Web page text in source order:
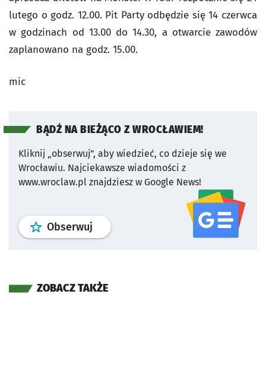
lutego o godz. 12.00. Pit Party odbędzie się 14 czerwca
w godzinach od 13.00 do 14.30, a otwarcie zawodów
zaplanowano na godz. 15.00.
mic
BĄDŹ NA BIEŻĄCO Z WROCŁAWIEM!
Kliknij „obserwuj”, aby wiedzieć, co dzieje się we
Wrocławiu. Najciekawsze wiadomości z
www.wroclaw.pl znajdziesz w Google News!
Obserwuj profil serwisu
ZOBACZ TAKŻE